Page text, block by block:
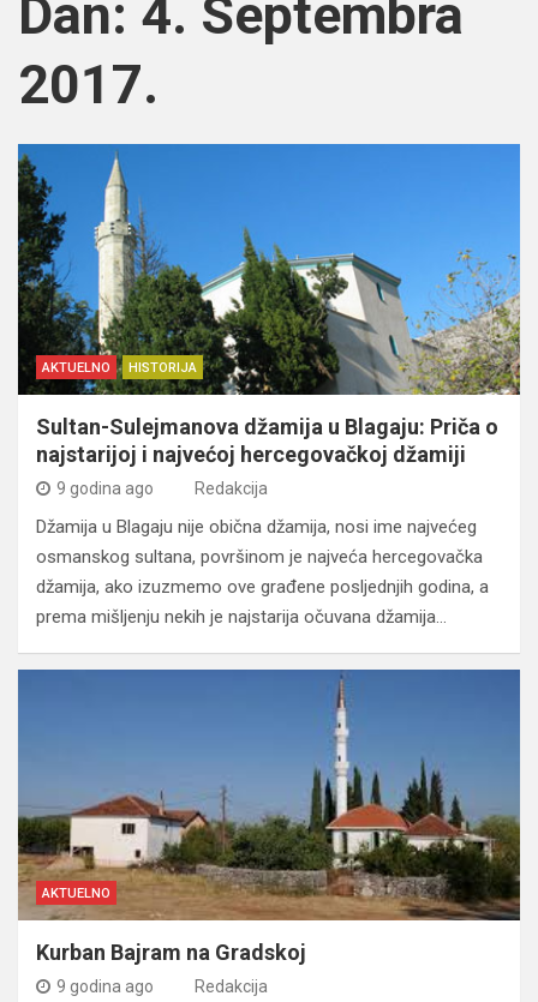
Dan: 4. Septembra
2017.
AKTUELNO HISTORIJA
Sultan-Sulejmanova džamija u Blagaju: Priča o
najstarijoj i najvećoj hercegovačkoj džamiji
9 godina ago Redakcija
Džamija u Blagaju nije obična džamija, nosi ime najvećeg
osmanskog sultana, površinom je najveća hercegovačka
džamija, ako izuzmemo ove građene posljednjih godina, a
prema mišljenju nekih je najstarija očuvana džamija…
AKTUELNO
Kurban Bajram na Gradskoj
9 godina ago Redakcija